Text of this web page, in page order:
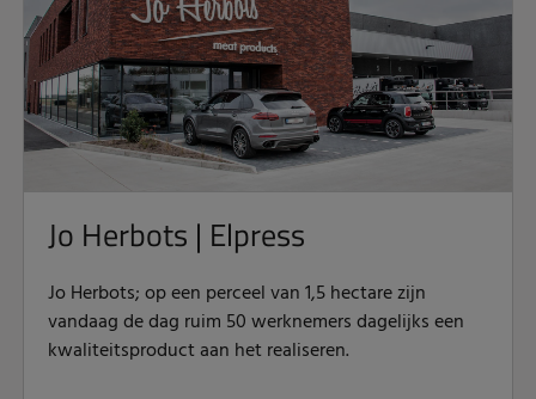
Jo Herbots | Elpress
Jo Herbots; op een perceel van 1,5 hectare zijn
vandaag de dag ruim 50 werknemers dagelijks een
kwaliteitsproduct aan het realiseren.